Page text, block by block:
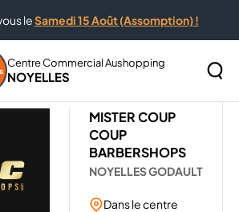
leSamedi 15 Août (Assomption) !
Centre Commercial Aushopping
NOYELLES
de votre centre Aushopping Noyelles
BARBERSHOPS
MISTER COUP
COUP
BARBERSHOPS
NOYELLES GODAULT
Dans le centre